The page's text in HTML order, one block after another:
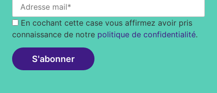
En cochant cette case vous affirmez avoir pris
connaissance de notre politique de confidentialité.